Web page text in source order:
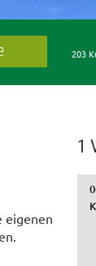
203
eigenen
1